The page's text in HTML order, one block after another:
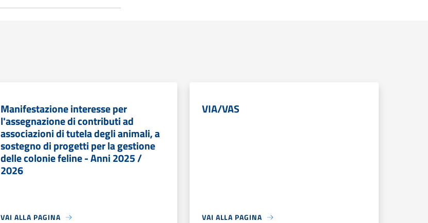
Manifestazione interesse per
l'assegnazione di contributi ad
associazioni di tutela degli animali, a
sostegno di progetti per la gestione
delle colonie feline - Anni 2025 /
2026
VAI ALLA PAGINA
VIA/VAS
VAI ALLA PAGINA